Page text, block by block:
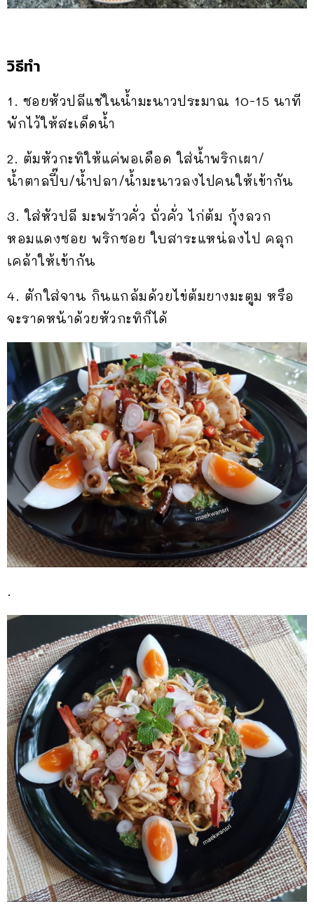
วิธีทำ
1. ซอยหัวปลีแช่ในน้ำมะนาวประมาณ 10-15 นาที
พักไว้ให้สะเด็ดน้ำ
2. ต้มหัวกะทิให้แค่พอเดือด ใส่น้ำพริกเผา/
น้ำตาลปี๊บ/น้ำปลา/น้ำมะนาวลงไปคนให้เข้ากัน
3. ใส่หัวปลี มะพร้าวคั่ว ถั่วคั่ว ไก่ต้ม กุ้งลวก
หอมแดงซอย พริกซอย ใบสาระแหน่ลงไป คลุก
เคล้าให้เข้ากัน
4. ตักใส่จาน กินแกล้มด้วยไข่ต้มยางมะตูม หรือ
จะราดหน้าด้วยหัวกะทิก็ได้
.